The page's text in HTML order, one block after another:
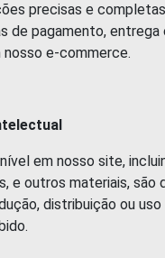
precisas e
de pagamento, entrega
e-commerce.
em nosso site,
e outros materiais, são
distribuição ou